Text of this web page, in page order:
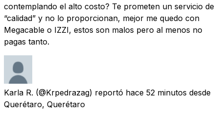
contemplando el alto costo? Te prometen un servicio de
“calidad” y no lo proporcionan, mejor me quedo con
Megacable o IZZI, estos son malos pero al menos no
pagas tanto.
Karla R. (@Krpedrazag) reportó hace 52 minutos desde
Querétaro, Querétaro